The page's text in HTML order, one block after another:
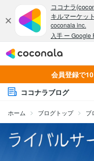
会員登録で
ココナラブログ
ホーム ブログトップ ブ